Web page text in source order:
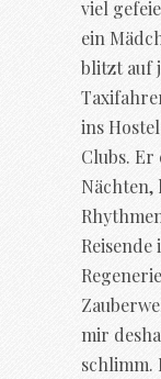
viel
ein
blitzt auf
ins
Clubs.
Nächten,
Reisende
mir
schlimm.